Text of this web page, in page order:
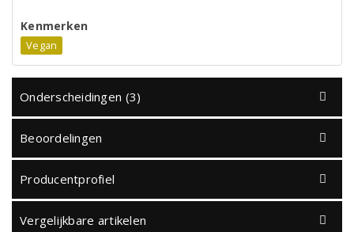
Kenmerken
Vegan
Onderscheidingen (3)
Beoordelingen
Producentprofiel
Vergelijkbare artikelen